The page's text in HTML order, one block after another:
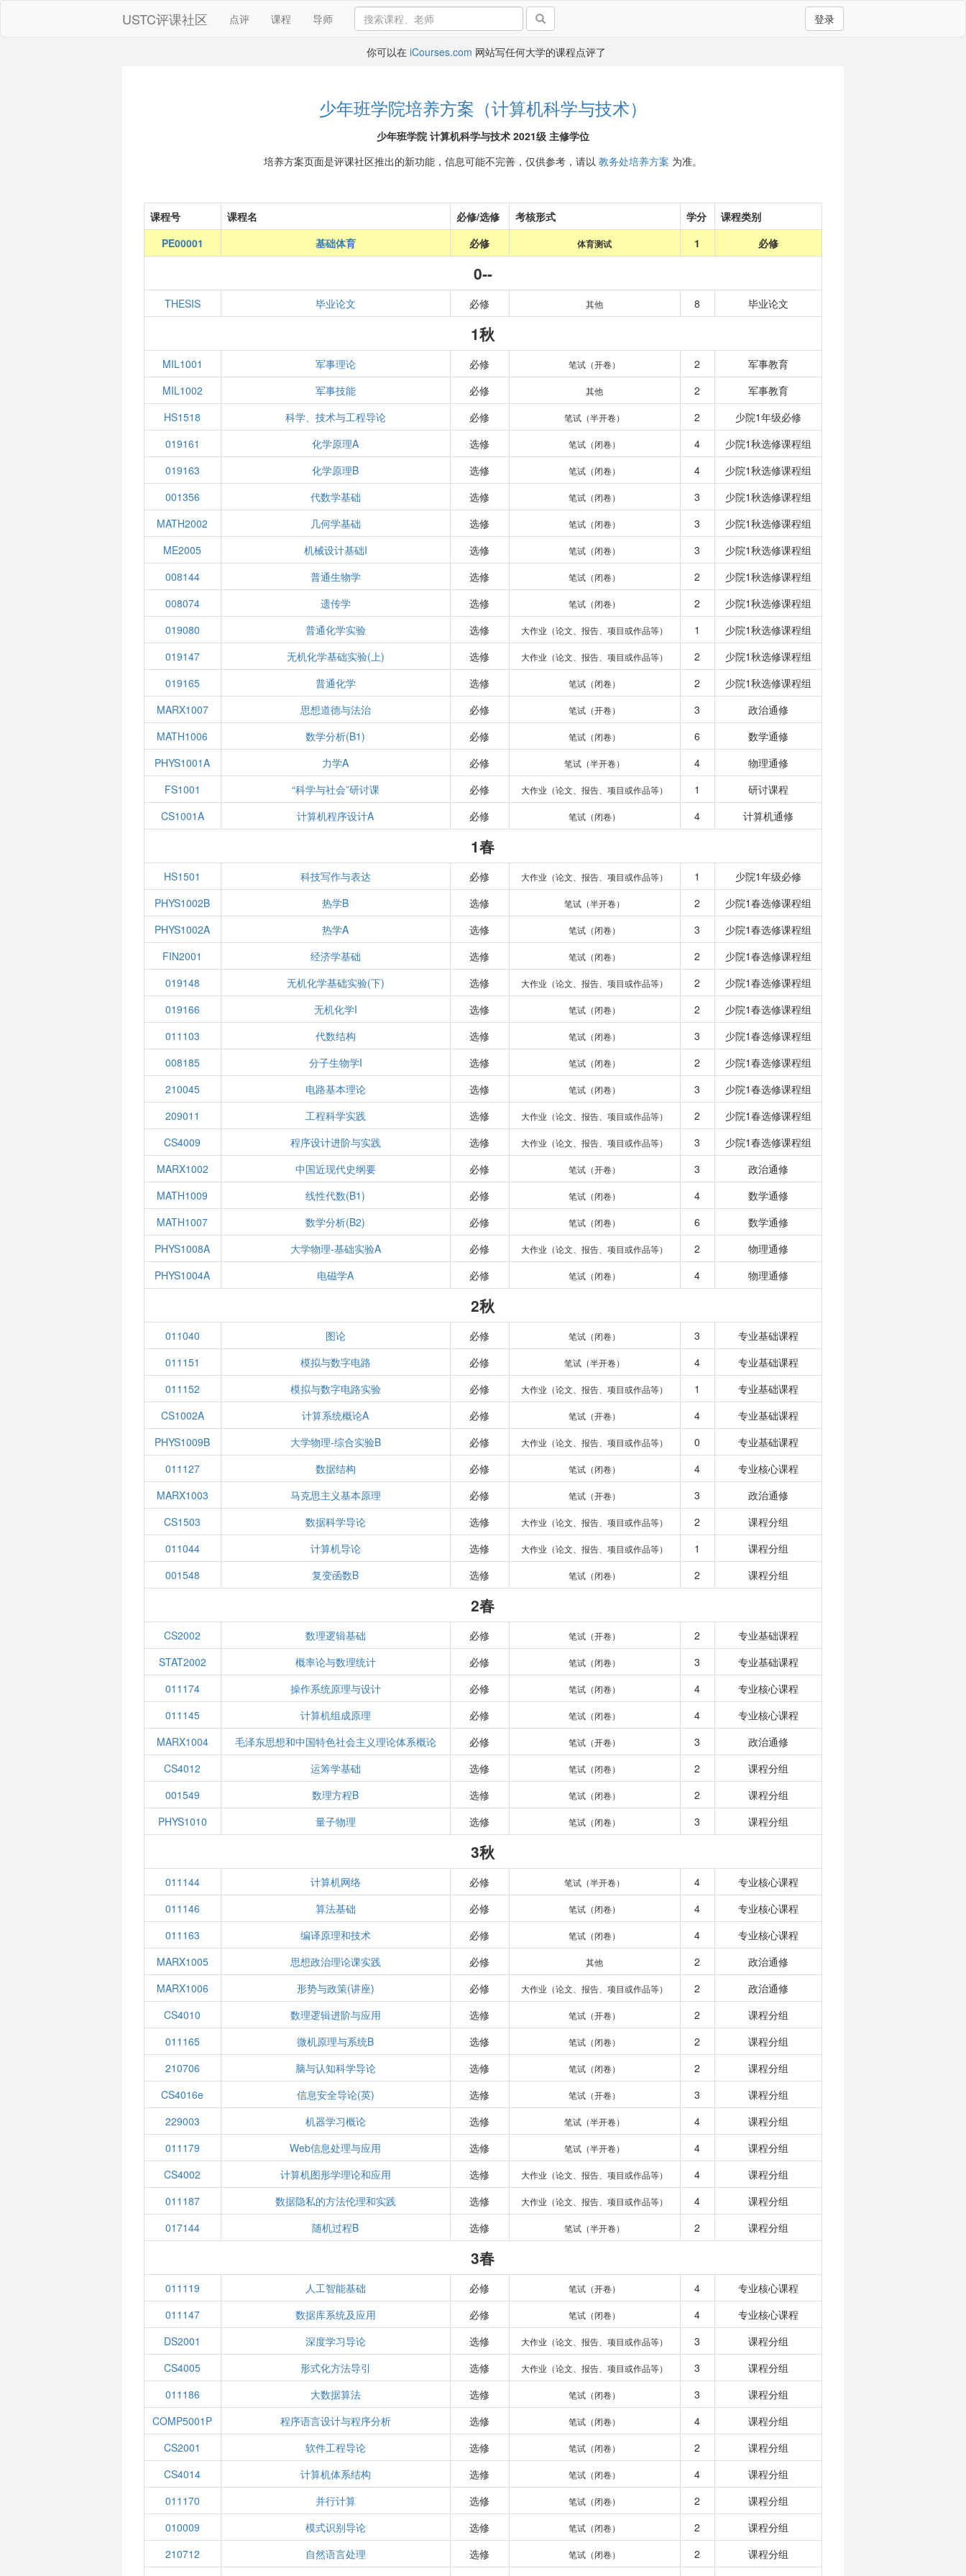
USTC评课社区 点评 课程 导师 登录
你可以在 iCourses.com 网站写任何大学的课程点评了
少年班学院培养方案（计算机科学与技术）
少年班学院 计算机科学与技术 2021级 主修学位
培养方案页面是评课社区推出的新功能，信息可能不完善，仅供参考，请以 教务处培养方案 为准。
课程号 课程名 必修/选修 考核形式 学分
课程类别
PE00001
基础体育 必修 体育测试 1 必修
0--
THESIS 毕业论文 必修 其他 8 毕业论文
1秋
MIL1001 军事理论 必修 笔试（开卷） 2
军事教育
MIL1002
军事技能 必修 其他 2
军事教育
HS1518
科学、技术与工程导论 必修 笔试（半开卷） 2
少院1年级必修
019161
化学原理A 选修 笔试（闭卷） 4
少院1秋选修课程组
019163
化学原理B 选修 笔试（闭卷） 4
少院1秋选修课程组
001356
代数学基础 选修 笔试（闭卷） 3
少院1秋选修课程组
MATH2002
几何学基础 选修 笔试（闭卷） 3
少院1秋选修课程组
ME2005
机械设计基础I 选修 笔试（闭卷） 3
少院1秋选修课程组
008144
普通生物学 选修 笔试（闭卷） 2
少院1秋选修课程组
008074
遗传学 选修 笔试（闭卷） 2
少院1秋选修课程组
019080
普通化学实验 选修 大作业（论文、报告、项目或作品等） 1
少院1秋选修课程组
019147
无机化学基础实验(上) 选修 大作业（论文、报告、项目或作品等） 2
少院1秋选修课程组
019165
普通化学 选修 笔试（闭卷） 2
少院1秋选修课程组
MARX1007
思想道德与法治 必修 笔试（开卷） 3
政治通修
MATH1006
数学分析(B1) 必修 笔试（闭卷） 6
数学通修
PHYS1001A
力学A 必修 笔试（半开卷） 4
物理通修
FS1001
“科学与社会”研讨课 必修 大作业（论文、报告、项目或作品等） 1
研讨课程
CS1001A
计算机程序设计A 必修 笔试（闭卷） 4 计算机通修
1春
HS1501 科技写作与表达 必修 大作业（论文、报告、项目或作品等） 1
少院1年级必修
PHYS1002B
热学B 选修 笔试（半开卷） 2
少院1春选修课程组
PHYS1002A
热学A 选修 笔试（闭卷） 3
少院1春选修课程组
FIN2001
经济学基础 选修 笔试（闭卷） 2
少院1春选修课程组
019148
无机化学基础实验(下) 选修 大作业（论文、报告、项目或作品等） 2
少院1春选修课程组
019166
无机化学I 选修 笔试（闭卷） 2
少院1春选修课程组
011103
代数结构 选修 笔试（闭卷） 3
少院1春选修课程组
008185
分子生物学I 选修 笔试（闭卷） 2
少院1春选修课程组
210045
电路基本理论 选修 笔试（闭卷） 3
少院1春选修课程组
209011
工程科学实践 选修 大作业（论文、报告、项目或作品等） 2
少院1春选修课程组
CS4009
程序设计进阶与实践 选修 大作业（论文、报告、项目或作品等） 3
少院1春选修课程组
MARX1002
中国近现代史纲要 必修 笔试（开卷） 3
政治通修
MATH1009
线性代数(B1) 必修 笔试（闭卷） 4
数学通修
MATH1007
数学分析(B2) 必修 笔试（闭卷） 6
数学通修
PHYS1008A
大学物理-基础实验A 必修 大作业（论文、报告、项目或作品等） 2
物理通修
PHYS1004A
电磁学A 必修 笔试（闭卷） 4 物理通修
2秋
011040 图论 必修 笔试（闭卷） 3
专业基础课程
011151
模拟与数字电路 必修 笔试（半开卷） 4
专业基础课程
011152
模拟与数字电路实验 必修 大作业（论文、报告、项目或作品等） 1
专业基础课程
CS1002A
计算系统概论A 必修 笔试（开卷） 4
专业基础课程
PHYS1009B
大学物理-综合实验B 必修 大作业（论文、报告、项目或作品等） 0
专业基础课程
011127
数据结构 必修 笔试（闭卷） 4
专业核心课程
MARX1003
马克思主义基本原理 必修 笔试（开卷） 3
政治通修
CS1503
数据科学导论 选修 大作业（论文、报告、项目或作品等） 2
课程分组
011044
计算机导论 选修 大作业（论文、报告、项目或作品等） 1
课程分组
001548
复变函数B 选修 笔试（闭卷） 2 课程分组
2春
CS2002 数理逻辑基础 必修 笔试（开卷） 2
专业基础课程
STAT2002
概率论与数理统计 必修 笔试（闭卷） 3
专业基础课程
011174
操作系统原理与设计 必修 笔试（闭卷） 4
专业核心课程
011145
计算机组成原理 必修 笔试（闭卷） 4
专业核心课程
MARX1004
毛泽东思想和中国特色社会主义理论体系概论 必修 笔试（开卷） 3
政治通修
CS4012
运筹学基础 选修 笔试（闭卷） 2
课程分组
001549
数理方程B 选修 笔试（闭卷） 2
课程分组
PHYS1010
量子物理 选修 笔试（闭卷） 3 课程分组
3秋
011144 计算机网络 必修 笔试（半开卷） 4
专业核心课程
011146
算法基础 必修 笔试（闭卷） 4
专业核心课程
011163
编译原理和技术 必修 笔试（闭卷） 4
专业核心课程
MARX1005
思想政治理论课实践 必修 其他 2
政治通修
MARX1006
形势与政策(讲座) 必修 大作业（论文、报告、项目或作品等） 2
政治通修
CS4010
数理逻辑进阶与应用 选修 笔试（开卷） 2
课程分组
011165
微机原理与系统B 选修 笔试（闭卷） 2
课程分组
210706
脑与认知科学导论 选修 笔试（闭卷） 2
课程分组
CS4016e
信息安全导论(英) 选修 笔试（开卷） 3
课程分组
229003
机器学习概论 选修 笔试（半开卷） 4
课程分组
011179
Web信息处理与应用 选修 笔试（半开卷） 4
课程分组
CS4002
计算机图形学理论和应用 选修 大作业（论文、报告、项目或作品等） 4
课程分组
011187
数据隐私的方法伦理和实践 选修 大作业（论文、报告、项目或作品等） 4
课程分组
017144
随机过程B 选修 笔试（半开卷） 2 课程分组
3春
011119 人工智能基础 必修 笔试（开卷） 4
专业核心课程
011147
数据库系统及应用 必修 笔试（闭卷） 4
专业核心课程
DS2001
深度学习导论 选修 大作业（论文、报告、项目或作品等） 3
课程分组
CS4005
形式化方法导引 选修 大作业（论文、报告、项目或作品等） 3
课程分组
011186
大数据算法 选修 笔试（闭卷） 3
课程分组
COMP5001P
程序语言设计与程序分析 选修 笔试（闭卷） 4
课程分组
CS2001
软件工程导论 选修 笔试（闭卷） 2
课程分组
CS4014
计算机体系结构 选修 笔试（闭卷） 4
课程分组
011170
并行计算 选修 笔试（闭卷） 2
课程分组
010009
模式识别导论 选修 笔试（闭卷） 2
课程分组
210712
自然语言处理 选修 笔试（闭卷） 2
课程分组